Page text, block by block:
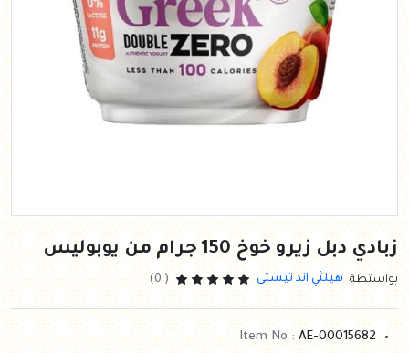
زبادي دبل زيرو خوخ 150 جرام من يوبوليس
بواستطة هيلثي اند تيستى ( 0)
Item No :AE-00015682